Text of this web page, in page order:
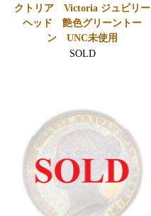
クトリア Victoria ジュビリー
ヘッド 艶色グリーントー
ン UNC未使用
SOLD